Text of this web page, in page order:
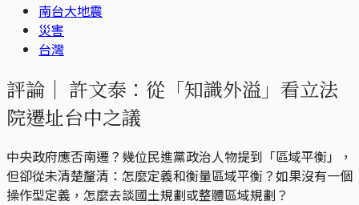
南台大地震
災害
台灣
評論｜ 許文泰：從「知識外溢」看立法
院遷址台中之議
中央政府應否南遷？幾位民進黨政治人物提到「區域平衡」，
但卻從未清楚釐清：怎麼定義和衡量區域平衡？如果沒有一個
操作型定義，怎麼去談國土規劃或整體區域規劃？